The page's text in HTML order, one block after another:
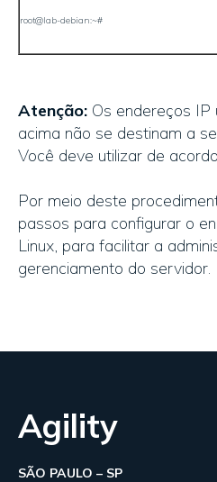
root@lab-debian:~#
Atenção: Os endereços IP
acima não se destinam a
Você deve utilizar de
Por meio deste
passos para configurar o
Linux, para facilitar a
gerenciamento do servidor.
Agility
SÃO PAULO – SP